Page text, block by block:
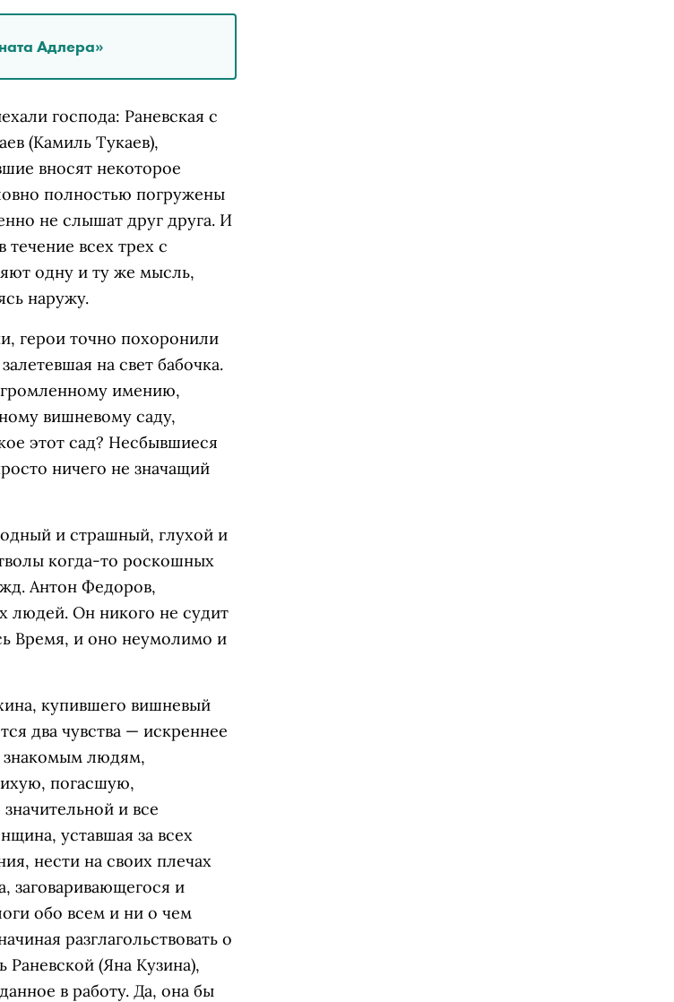
Адлера»
господа: Раневская с
(Камиль Тукаев),
вносят некоторое
полностью погружены
не слышат друг друга. И
течение всех трех с
одну и ту же мысль,
наружу.
герои точно похоронили
на свет бабочка.
имению,
вишневому саду,
этот сад? Несбывшиеся
ничего не значащий
и страшный, глухой и
когда-то роскошных
Антон Федоров,
людей. Он никого не судит
Время, и оно неумолимо и
купившего вишневый
два чувства — искреннее
знакомым людям,
погасшую,
и все
уставшая за всех
нести на своих плечах
заговаривающегося и
обо всем и ни о чем
разглагольствовать о
(Яна Кузина),
в работу. Да, она бы